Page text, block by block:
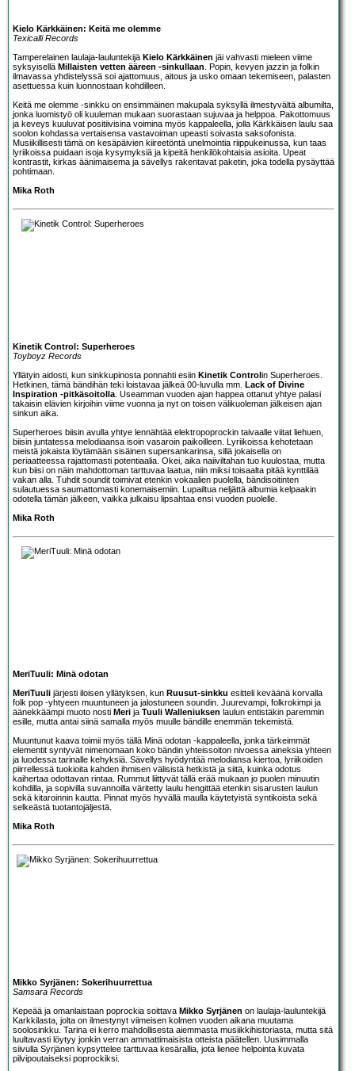
Kielo Kärkkäinen: Keitä me olemme
Texicalli Records
Tamperelainen laulaja-lauluntekijä Kielo Kärkkäinen jäi vahvasti mieleen viime
syksyisellä Millaisten vetten ääreen -sinkullaan . Popin, kevyen jazzin ja folkin
ilmavassa yhdistelyssä soi ajattomuus, aitous ja usko omaan tekemiseen, palasten
asettuessa kuin luonnostaan kohdilleen.
Keitä me olemme -sinkku on ensimmäinen makupala syksyllä ilmestyvältä albumilta,
jonka luomistyö oli kuuleman mukaan suorastaan sujuvaa ja helppoa. Pakottomuus
ja keveys kuuluvat positiivisina voimina myös kappaleella, jolla Kärkkäisen laulu saa
soolon kohdassa vertaisensa vastavoiman upeasti soivasta saksofonista.
Musiikillisesti tämä on kesäpäivien kiireetöntä unelmointia riippukeinussa, kun taas
lyriikoissa puidaan isoja kysymyksiä ja kipeitä henkilökohtaisia asioita. Upeat
kontrastit, kirkas äänimaisema ja sävellys rakentavat paketin, joka todella pysäyttää
pohtimaan.
Mika Roth
Kinetik Control: Superheroes
Toyboyz Records
Yllätyin aidosti, kun sinkkupinosta ponnahti esiin Kinetik Controlin Superheroes.
Hetkinen, tämä bändihän teki loistavaa jälkeä 00-luvulla mm. Lack of Divine
Inspiration -pitkäsoitolla . Useamman vuoden ajan happea ottanut yhtye palasi
takaisin elävien kirjoihin viime vuonna ja nyt on toisen välikuoleman jälkeisen ajan
sinkun aika.
Superheroes biisin avulla yhtye lennähtää elektropoprockin taivaalle viitat liehuen,
biisin juntatessa melodiaansa isoin vasaroin paikoilleen. Lyriikoissa kehotetaan
meistä jokaista löytämään sisäinen supersankarinsa, sillä jokaisella on
periaatteessa rajattomasti potentiaalia. Okei, aika naiiviltahan tuo kuulostaa, mutta
kun biisi on näin mahdottoman tarttuvaa laatua, niin miksi toisaalta pitää kynttilää
vakan alla. Tuhdit soundit toimivat etenkin vokaalien puolella, bändisoitinten
sulautuessa saumattomasti konemaisemiin. Lupailtua neljättä albumia kelpaakin
odotella tämän jälkeen, vaikka julkaisu lipsahtaa ensi vuoden puolelle.
Mika Roth
MeriTuuli: Minä odotan
MeriTuuli järjesti iloisen yllätyksen, kun Ruusut-sinkku esitteli keväänä korvalla
folk pop -yhtyeen muuntuneen ja jalostuneen soundin. Juurevampi, folkrokimpi ja
äänekkäämpi muoto nosti Meri ja Tuuli Walleniuksen laulun entistäkin paremmin
esille, mutta antai siinä samalla myös muulle bändille enemmän tekemistä.
Muuntunut kaava toimii myös tällä Minä odotan -kappaleella, jonka tärkeimmät
elementit syntyvät nimenomaan koko bändin yhteissoiton nivoessa aineksia yhteen
ja luodessa tarinalle kehyksiä. Sävellys hyödyntää melodiansa kiertoa, lyriikoiden
piirrellessä tuokioita kahden ihmisen välisistä hetkistä ja siitä, kuinka odotus
kaihertaa odottavan rintaa. Rummut liittyvät tällä erää mukaan jo puolen minuutin
kohdilla, ja sopivilla suvannoilla väritetty laulu hengittää etenkin sisarusten laulun
sekä kitaroinnin kautta. Pinnat myös hyvällä maulla käytetyistä syntikoista sekä
selkeästä tuotantojäljestä.
Mika Roth
Mikko Syrjänen: Sokerihuurrettua
Samsara Records
Kepeää ja omanlaistaan poprockia soittava Mikko Syrjänen on laulaja-lauluntekijä
Karkkilasta, jolta on ilmestynyt viimeisen kolmen vuoden aikana muutama
soolosinkku. Tarina ei kerro mahdollisesta aiemmasta musiikkihistoriasta, mutta sitä
luultavasti löytyy jonkin verran ammattimaisista otteista päätellen. Uusimmalla
siivulla Syrjänen kypsyttelee tarttuvaa kesärallia, jota lienee helpointa kuvata
pilvipoutaiseksi poprockiksi.